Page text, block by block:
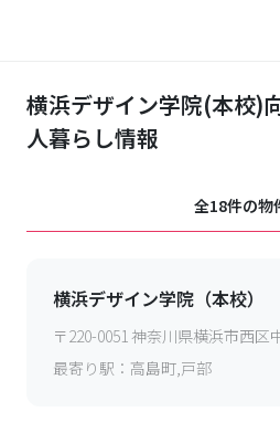
横浜デザイン学院(本校)
人暮らし情報
全18件の物
横浜デザイン学院（本校）
〒220-0051神奈川県横浜市西区
最寄り駅： 高島町,戸部